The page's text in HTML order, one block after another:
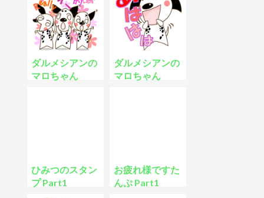
ダルメシアンの
マロちゃん
ダルメシアンの
マロちゃん
ひみつのスタン
プ Part1
お疲れ様ですた
んぷ Part1